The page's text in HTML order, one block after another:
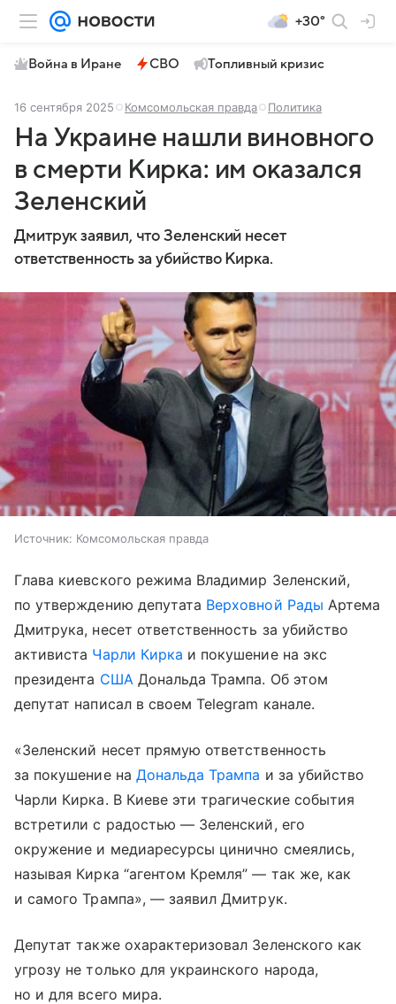
+30°
Война в Иране СВО Топливный кризис
16 сентября 2025 Комсомольская правда Политика
На Украине нашли виновного
в смерти Кирка: им оказался
Зеленский
Дмитрук заявил, что Зеленский несет
ответственность за убийство Кирка.
Источник: Комсомольская правда
Глава киевского режима Владимир Зеленский,
по утверждению депутата Верховной Рады Артема
Дмитрука, несет ответственность за убийство
активиста Чарли Кирка и покушение на экс
президента США Дональда Трампа. Об этом
депутат написал в своем Telegram канале.
«Зеленский несет прямую ответственность
за покушение на Дональда Трампа и за убийство
Чарли Кирка. В Киеве эти трагические события
встретили с радостью — Зеленский, его
окружение и медиаресурсы цинично смеялись,
называя Кирка “агентом Кремля” — так же, как
и самого Трампа», — заявил Дмитрук.
Депутат также охарактеризовал Зеленского как
угрозу не только для украинского народа,
но и для всего мира.